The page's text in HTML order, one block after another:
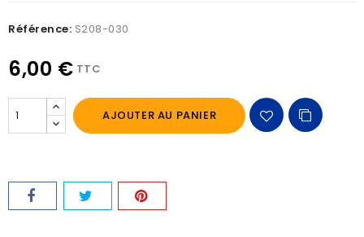
Référence: S208-030
6,00 € TTC
AJOUTER AU PANIER